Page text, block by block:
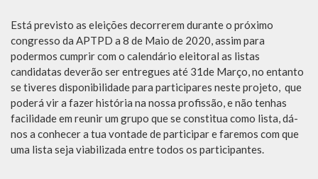
Está previsto as eleições decorrerem durante o próximo
congresso da APTPD a 8 de Maio de 2020, assim para
podermos cumprir com o calendário eleitoral as listas
candidatas deverão ser entregues até 31de Março, no entanto
se tiveres disponibilidade para participares neste projeto, que
poderá vir a fazer história na nossa profissão, e não tenhas
facilidade em reunir um grupo que se constitua como lista, dá-
nos a conhecer a tua vontade de participar e faremos com que
uma lista seja viabilizada entre todos os participantes.